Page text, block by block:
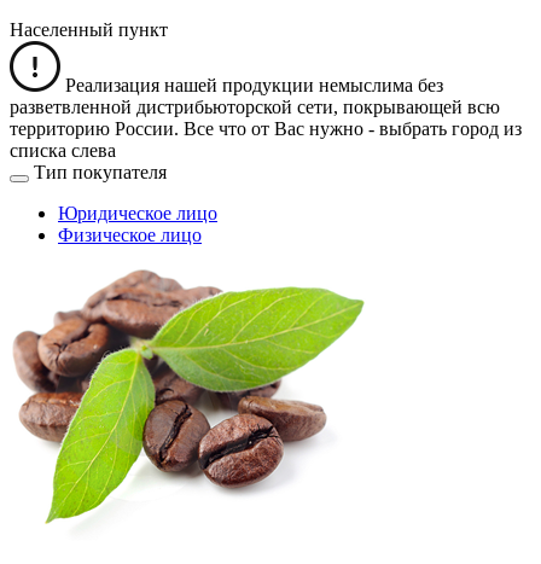
Населенный пункт
Реализация нашей продукции немыслима без
разветвленной дистрибьюторской сети, покрывающей всю
территорию России. Все что от Вас нужно - выбрать город из
списка слева
Тип покупателя
Юридическое лицо
Физическое лицо